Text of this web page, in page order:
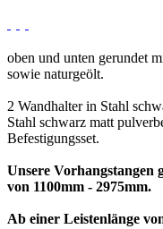
oben und unten gerundet
sowie naturgeölt.
2 Wandhalter in Stahl
Stahl schwarz matt
Befestigungsset.
Unsere Vorhangstangen
von 1100mm - 2975mm.
Ab einer Leistenlänge